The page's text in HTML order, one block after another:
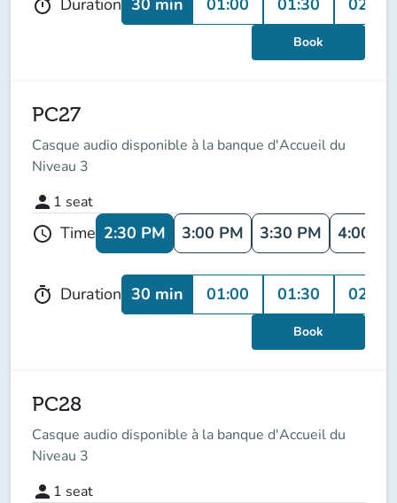
timer Duration
Book
PC27
Casque audio disponible à la banque d'Accueil du
Niveau 3
person 1 seat
schedule Time 2:30 PM 3:00 PM 3:30 PM 4:00
timer Duration 30 min 01:00 01:30 02:00
Book
PC28
Casque audio disponible à la banque d'Accueil du
Niveau 3
person 1 seat